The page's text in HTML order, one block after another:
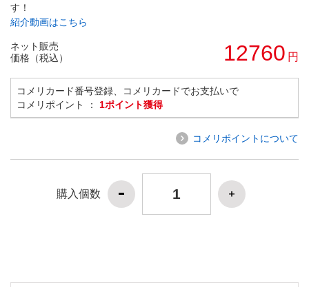
す！
紹介動画はこちら
ネット販売
価格（税込）
12760 円
コメリカード番号登録、コメリカードでお支払いで
コメリポイント ： 1ポイント獲得
コメリポイントについて
購入個数